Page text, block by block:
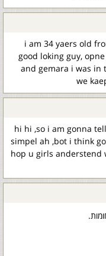
i am 34 yaers old
good loking guy,
and gemara i was in
we
hi hi ,so i am gonna
simpel ah ,bot i think
hop u girls anderstend